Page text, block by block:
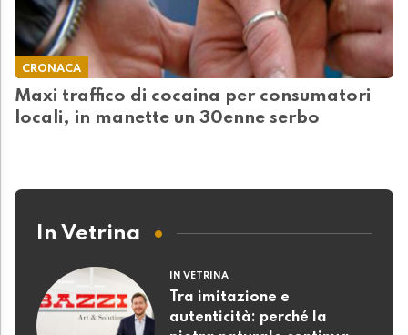
CRONACA
Maxi traffico di cocaina per consumatori
locali, in manette un 30enne serbo
In Vetrina
IN VETRINA
Tra imitazione e
autenticità: perché la